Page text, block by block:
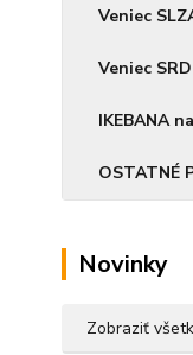
Veniec
Veniec
IKEBANA
OSTATNÉ
Novinky
Zobraziť